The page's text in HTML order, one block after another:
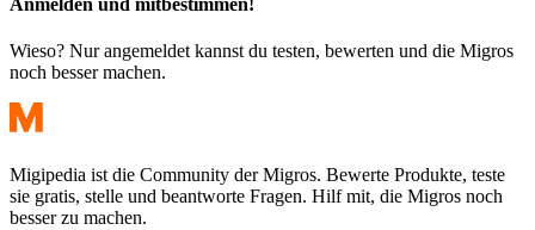
Anmelden und mitbestimmen!
Wieso? Nur angemeldet kannst du testen, bewerten und die Migros
noch besser machen.
Migipedia ist die Community der Migros. Bewerte Produkte, teste
sie gratis, stelle und beantworte Fragen. Hilf mit, die Migros noch
besser zu machen.